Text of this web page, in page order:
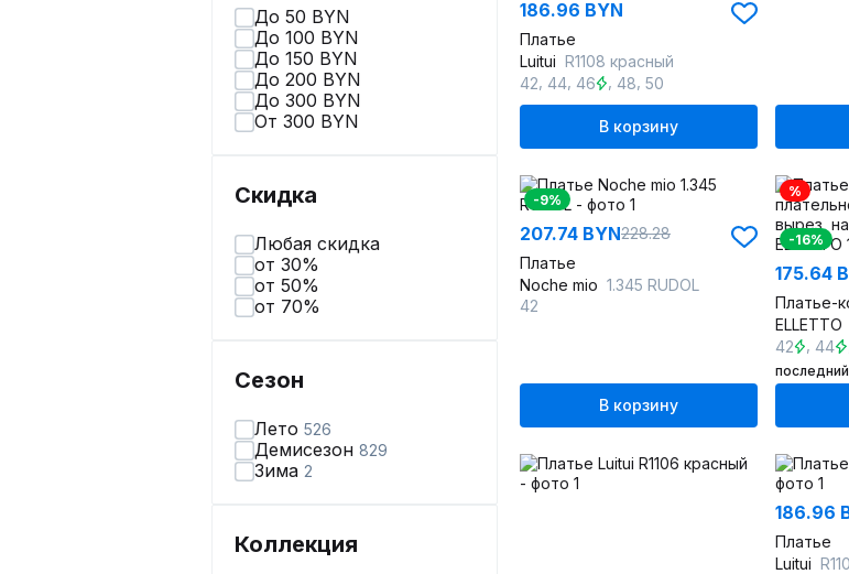
До 50 BYN
До 100 BYN
До 150 BYN
До 200 BYN
До 300 BYN
От 300 BYN
Скидка
Любая скидка
от 30%
от 50%
от 70%
Сезон
Лето 526
Демисезон 829
Зима 2
Коллекция
186.96 BYN
Платье
Luitui R1108 красный
42 44 46 48 ,50
В корзину
-9%
207.74 BYN228.28
Платье
Noche mio 1.345 RUDOL
42
В корзину
%
-16%
175.64
ELLETTO
42
44
186.96
Платье
Luitui